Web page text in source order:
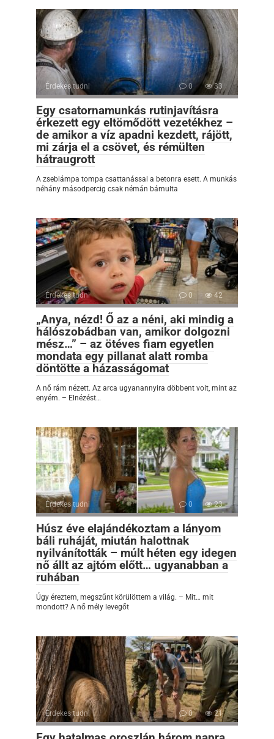
Érdekes tudni 0 33
Egy csatornamunkás rutinjavításra
érkezett egy eltömődött vezetékhez –
de amikor a víz apadni kezdett, rájött,
mi zárja el a csövet, és rémülten
hátraugrott
A zseblámpa tompa csattanással a betonra esett. A munkás
néhány másodpercig csak némán bámulta
Érdekes tudni 0 42
„Anya, nézd! Ő az a néni, aki mindig a
hálószobádban van, amikor dolgozni
mész…” – az ötéves fiam egyetlen
mondata egy pillanat alatt romba
döntötte a házasságomat
A nő rám nézett. Az arca ugyanannyira döbbent volt, mint az
enyém. – Elnézést…
Érdekes tudni 0 23
Húsz éve elajándékoztam a lányom
báli ruháját, miután halottnak
nyilvánították – múlt héten egy idegen
nő állt az ajtóm előtt… ugyanabban a
ruhában
Úgy éreztem, megszűnt körülöttem a világ. – Mit… mit
mondott? A nő mély levegőt
Érdekes tudni 0 21